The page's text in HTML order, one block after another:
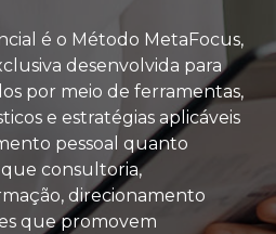
é o Método MetaFocus,
desenvolvida para
por meio de ferramentas,
e estratégias aplicáveis
pessoal quanto
que consultoria,
direcionamento
que promovem